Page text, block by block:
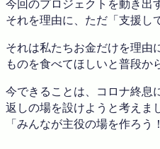
今回のプロジェクトを動き出
それを理由に、ただ「支援し
それは私たちお金だけを理由
ものを食べてほしいと普段か
今できることは、コロナ終息
返しの場を設けようと考えま
「みんなが主役の場を作ろう